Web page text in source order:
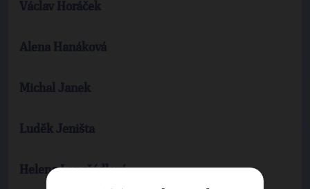
Václav Horáček
Alena Hanáková
Michal Janek
Luděk Jeništa
Helena Langšádlová